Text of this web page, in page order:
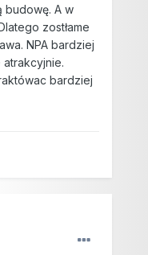
budowę. A w
zostłame
NPA bardziej
bardziej